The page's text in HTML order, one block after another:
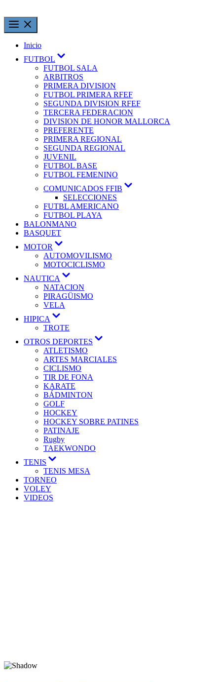
Inicio
FUTBOL
FUTBOL SALA
ARBITROS
PRIMERA DIVISION
FUTBOL PRIMERA RFEF
SEGUNDA DIVISION RFEF
TERCERA FEDERACION
DIVISION DE HONOR MALLORCA
PREFERENTE
PRIMERA REGIONAL
SEGUNDA REGIONAL
JUVENIL
FUTBOL BASE
FUTBOL FEMENINO
COMUNICADOS FFIB
SELECCIONES
FUTBL AMERICANO
FUTBOL PLAYA
BALONMANO
BASQUET
MOTOR
AUTOMOVILISMO
MOTOCICLISMO
NAUTICA
NATACION
PIRAGÜISMO
VELA
HIPICA
TROTE
OTROS DEPORTES
ATLETISMO
ARTES MARCIALES
CICLISMO
TIR DE FONA
KARATE
BÁDMINTON
GOLF
HOCKEY
HOCKEY SOBRE PATINES
PATINAJE
Rugby
TAEKWONDO
TENIS
TENIS MESA
TORNEO
VOLEY
VIDEOS